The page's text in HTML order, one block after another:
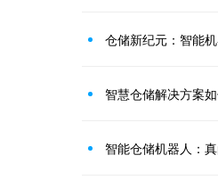
仓储新纪元：智能
智慧仓储解决方案
智能仓储机器人：